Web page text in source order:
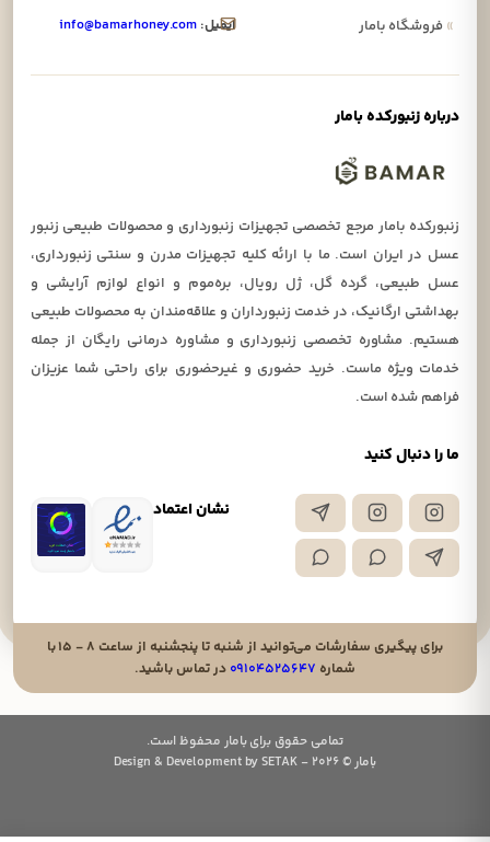
ما را دنبال کنید
نشان اعتماد
»فروشگاه بامار
ایمیل: info@bamarhoney.com
درباره زنبورکده بامار
زنبورکده بامار مرجع تخصصی تجهیزات زنبورداری و محصولات طبیعی زنبور
عسل در ایران است. ما با ارائه کلیه تجهیزات مدرن و سنتی زنبورداری،
عسل طبیعی، گرده گل، ژل رویال، بره‌موم و انواع لوازم آرایشی و
بهداشتی ارگانیک، در خدمت زنبورداران و علاقه‌مندان به محصولات طبیعی
هستیم. مشاوره تخصصی زنبورداری و مشاوره درمانی رایگان از جمله
خدمات ویژه ماست. خرید حضوری و غیرحضوری برای راحتی شما عزیزان
فراهم شده است.
برای پیگیری سفارشات می‌توانید از شنبه تا پنجشنبه از ساعت ۸ - ۱۵ با
شماره ۰۹۱۰۴۵۲۵۶۴۷در تماس باشید.
تمامی حقوق برای بامار محفوظ است.
بامار © 2026 - Design & Development by SETAK